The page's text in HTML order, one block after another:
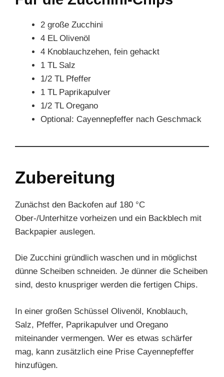
2 große Zucchini
4 EL Olivenöl
4 Knoblauchzehen, fein gehackt
1 TL Salz
1/2 TL Pfeffer
1 TL Paprikapulver
1/2 TL Oregano
Optional: Cayennepfeffer nach Geschmack
Zubereitung
Zunächst den Backofen auf 180 °C
Ober-/Unterhitze vorheizen und ein Backblech mit
Backpapier auslegen.
Die Zucchini gründlich waschen und in möglichst
dünne Scheiben schneiden. Je dünner die Scheiben
sind, desto knuspriger werden die fertigen Chips.
In einer großen Schüssel Olivenöl, Knoblauch,
Salz, Pfeffer, Paprikapulver und Oregano
miteinander vermengen. Wer es etwas schärfer
mag, kann zusätzlich eine Prise Cayennepfeffer
hinzufügen.